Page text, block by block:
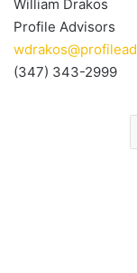
William Drakos
Profile Advisors
(347) 343-2999